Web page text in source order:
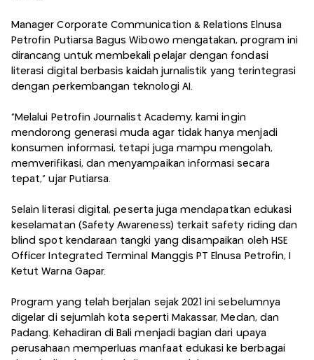
Manager Corporate Communication & Relations Elnusa
Petrofin Putiarsa Bagus Wibowo mengatakan, program ini
dirancang untuk membekali pelajar dengan fondasi
literasi digital berbasis kaidah jurnalistik yang terintegrasi
dengan perkembangan teknologi AI.
“Melalui Petrofin Journalist Academy, kami ingin
mendorong generasi muda agar tidak hanya menjadi
konsumen informasi, tetapi juga mampu mengolah,
memverifikasi, dan menyampaikan informasi secara
tepat,” ujar Putiarsa.
Selain literasi digital, peserta juga mendapatkan edukasi
keselamatan (Safety Awareness) terkait safety riding dan
blind spot kendaraan tangki yang disampaikan oleh HSE
Officer Integrated Terminal Manggis PT Elnusa Petrofin, I
Ketut Warna Gapar.
Program yang telah berjalan sejak 2021 ini sebelumnya
digelar di sejumlah kota seperti Makassar, Medan, dan
Padang. Kehadiran di Bali menjadi bagian dari upaya
perusahaan memperluas manfaat edukasi ke berbagai